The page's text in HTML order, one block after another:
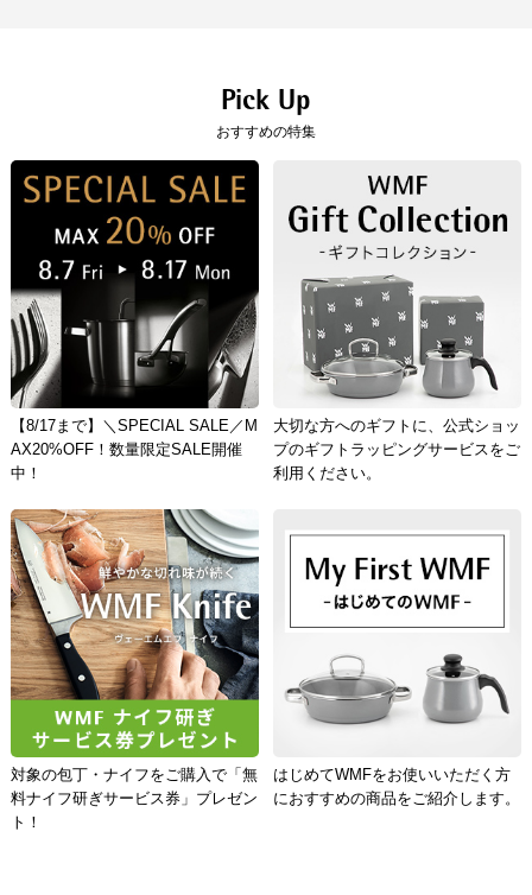
Pick Up
おすすめの特集
【8/17まで】＼SPECIAL SALE／M
AX20%OFF！数量限定SALE開催
中！
大切な方へのギフトに、公式ショッ
プのギフトラッピングサービスをご
利用ください。
対象の包丁・ナイフをご購入で「無
料ナイフ研ぎサービス券」プレゼン
ト！
はじめてWMFをお使いいただく方
におすすめの商品をご紹介します。